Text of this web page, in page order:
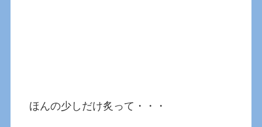
ほんの少しだけ炙って・・・